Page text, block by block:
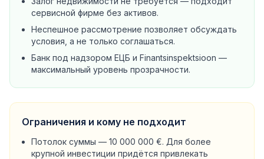
сервисной фирме без активов.
Неспешное рассмотрение позволяет обсуждать
условия, а не только соглашаться.
Банк под надзором ЕЦБ и Finantsinspektsioon —
максимальный уровень прозрачности.
Ограничения и кому не подходит
Потолок суммы — 10 000 000 €. Для более
крупной инвестиции придётся привлекать